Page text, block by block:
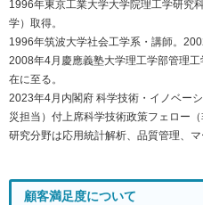
1996年東京工業大学大学院理工学研究
学）取得。
1996年筑波大学社会工学系・講師。
2008年4月慶應義塾大学理工学部管理
在に至る。
2023年4月内閣府 科学技術・イノベー
災担当）付上席科学技術政策フェロー（
研究分野は応用統計解析、品質管理、マ
顧客満足度について